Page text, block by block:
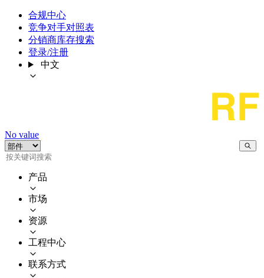
合规中心
竞争对手对照表
分销商库存搜索
登录/注册
中文
No value
产品
市场
资源
工程中心
联系方式